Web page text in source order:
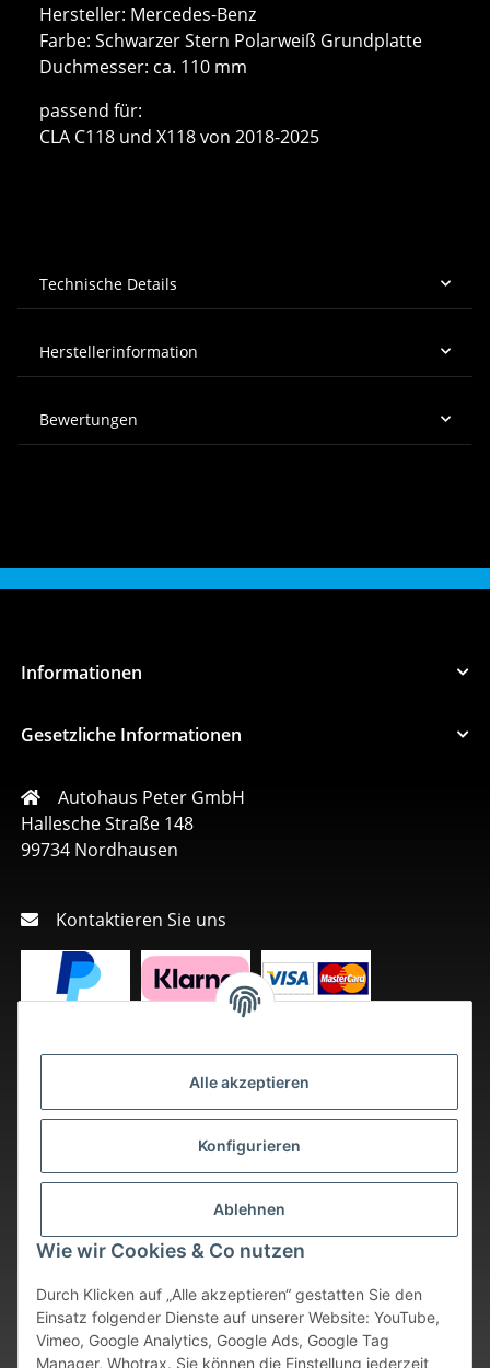
Alle akzeptieren
Konfigurieren
Ablehnen
Wie wir Cookies & Co nutzen
Durch Klicken auf „Alle akzeptieren“ gestatten Sie den
Einsatz folgender Dienste auf unserer Website: YouTube,
Vimeo, Google Analytics, Google Ads, Google Tag
Manager, Whotrax. Sie können die Einstellung jederzeit
Hersteller: Mercedes-Benz
Farbe: Schwarzer Stern Polarweiß Grundplatte
Duchmesser: ca. 110 mm
passend für:
CLA C118 und X118 von 2018-2025
Technische Details
Herstellerinformation
Bewertungen
Informationen
Gesetzliche Informationen
Autohaus Peter GmbH
Hallesche Straße 148
99734 Nordhausen
Kontaktieren Sie uns
Vertrag widerrufen